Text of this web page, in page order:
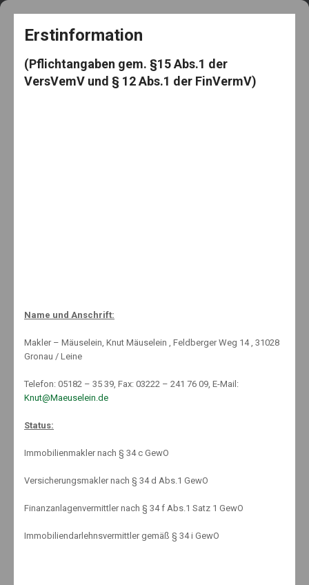
+49 5182 3539 frag@den-knut.de
Makler-Mäuselein
Übertriebene Hygiene und ihre Folgen
„Porentief rein“, „absolut keimfrei“ und „hygienisch sauber“ –
kaum eine Reklame für Haushaltsreiniger kommt ohne eines
müssten wir wohl in …
Knut Mäuselein
29. April 2014
Keine Chance für Fahrraddiebe
Mit dem schönen Wetter kommen die Fahrradfahrer – und damit
auch die Langfinger, denn Räder sind ein beliebtes Diebesgut. In
Erstinformation
(Pflichtangaben gem. §15 Abs.1 der
VersVemV und § 12 Abs.1 der FinVermV)
Name und Anschrift:
Makler – Mäuselein, Knut Mäuselein , Feldberger Weg 14 , 31028
Gronau / Leine
Telefon: 05182 – 35 39, Fax: 03222 – 241 76 09, E-Mail:
Knut@Maeuselein.de
Status:
Immobilienmakler nach § 34 c GewO
Versicherungsmakler nach § 34 d Abs.1 GewO
Finanzanlagenvermittler nach § 34 f Abs.1 Satz 1 GewO
Immobiliendarlehnsvermittler gemäß § 34 i GewO